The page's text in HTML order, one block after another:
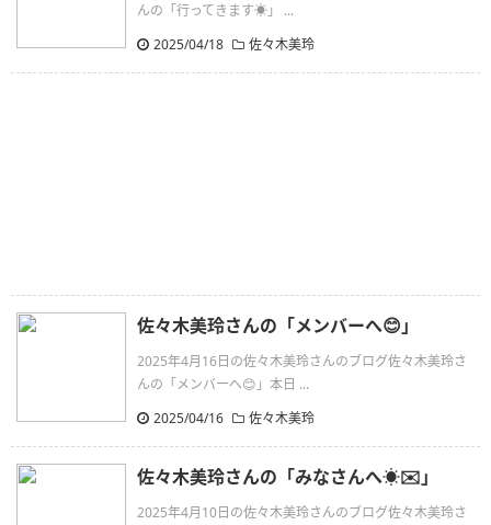
んの「行ってきます☀️」 ...
2025/04/18
佐々木美玲
佐々木美玲さんの「メンバーへ😊」
2025年4月16日の佐々木美玲さんのブログ佐々木美玲さ
んの「メンバーへ😊」本日 ...
2025/04/16
佐々木美玲
佐々木美玲さんの「みなさんへ☀️✉️」
2025年4月10日の佐々木美玲さんのブログ佐々木美玲さ